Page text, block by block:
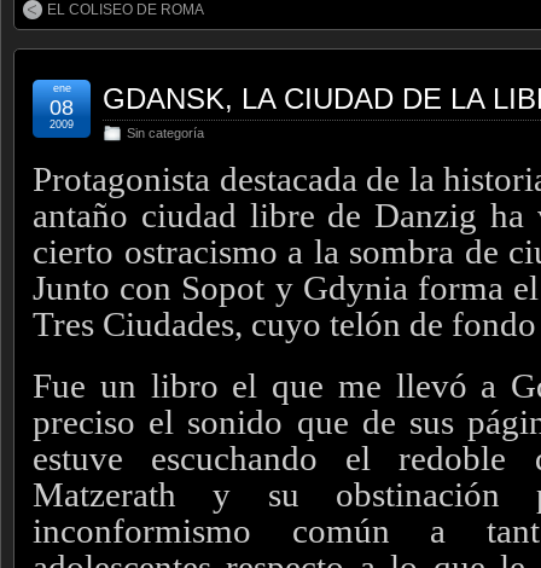
EL COLISEO DE ROMA
GDANSK, LA CIUDAD DE LA
Sin categoría
ene
08
2009
Protagonista destacada de la
antaño ciudad libre de Danzig
cierto ostracismo a la sombra de
Junto con Sopot y Gdynia forma
Tres Ciudades, cuyo telón de
Fue un libro el que me llevó a
preciso el sonido que de sus
estuve escuchando el
Matzerath y su obstinación
inconformismo común a